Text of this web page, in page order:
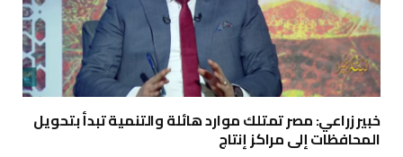
خبير زراعي: مصر تمتلك موارد هائلة والتنمية تبدأ بتحويل
المحافظات إلى مراكز إنتاج